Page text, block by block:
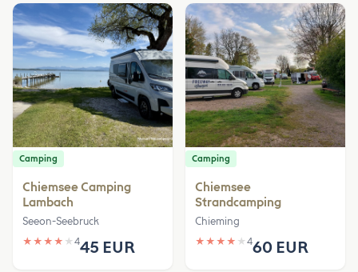
Camping
Chiemsee Camping
Lambach
Seeon-Seebruck
★ ★ ★ ★ ★ 445 EUR
Camping
Chiemsee
Strandcamping
Chieming
★ ★ ★ ★ ★ 460 EUR